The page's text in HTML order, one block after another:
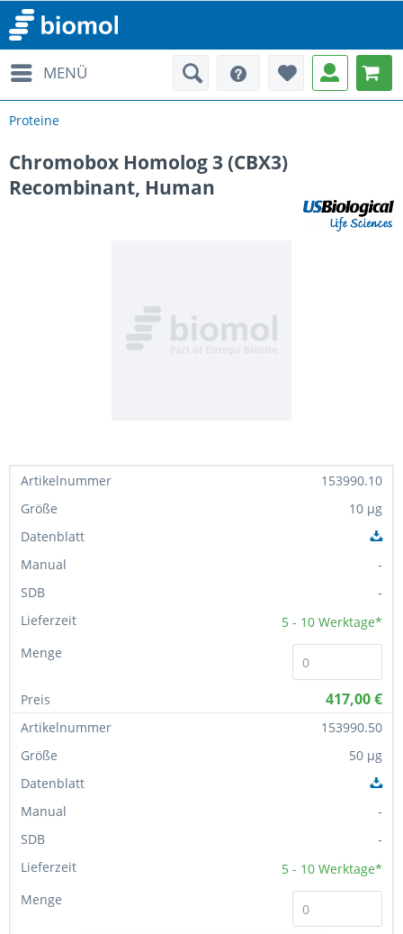
MENÜ
Proteine
Chromobox Homolog 3 (CBX3)
Recombinant, Human
153990.10
10 µg
-
-
5 - 10 Werktage*
417,00 €
153990.50
50 µg
-
-
5 - 10 Werktage*